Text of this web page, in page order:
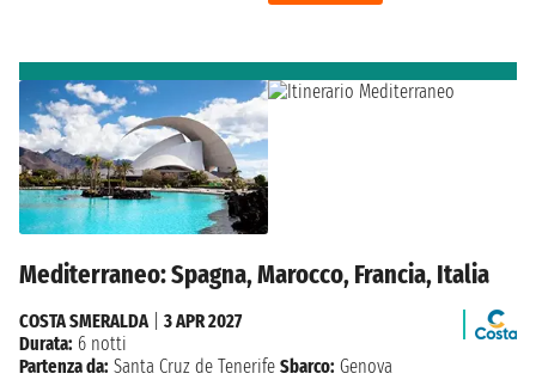
Mediterraneo: Spagna, Marocco, Francia, Italia
COSTA SMERALDA| 3 APR 2027
Durata: 6 notti
Partenza da: Santa Cruz de Tenerife Sbarco: Genova